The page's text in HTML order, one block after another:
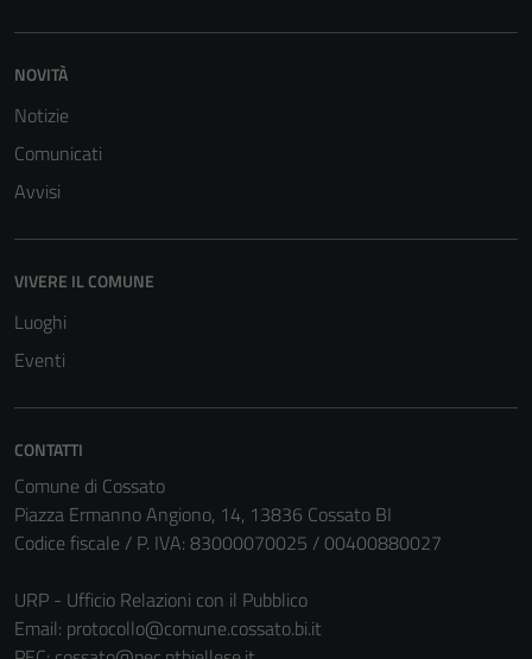
NOVITÀ
Notizie
Comunicati
Avvisi
VIVERE IL COMUNE
Luoghi
Eventi
CONTATTI
Comune di Cossato
Piazza Ermanno Angiono, 14, 13836 Cossato BI
Codice fiscale / P. IVA: 83000070025 / 00400880027
URP - Ufficio Relazioni con il Pubblico
Email: protocollo@comune.cossato.bi.it